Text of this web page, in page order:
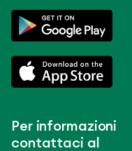
Per informazioni
contattaci al